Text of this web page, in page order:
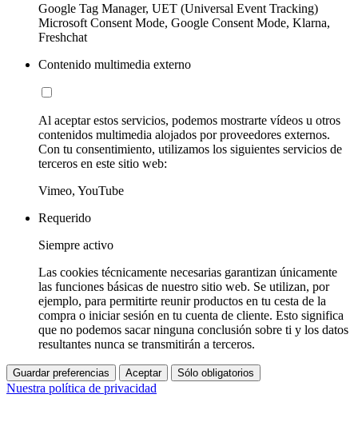
Google Tag Manager, UET (Universal Event Tracking)
Microsoft Consent Mode, Google Consent Mode, Klarna,
Freshchat
Contenido multimedia externo
Al aceptar estos servicios, podemos mostrarte vídeos u otros
contenidos multimedia alojados por proveedores externos.
Con tu consentimiento, utilizamos los siguientes servicios de
terceros en este sitio web:
Vimeo, YouTube
Requerido
Siempre activo
Las cookies técnicamente necesarias garantizan únicamente
las funciones básicas de nuestro sitio web. Se utilizan, por
ejemplo, para permitirte reunir productos en tu cesta de la
compra o iniciar sesión en tu cuenta de cliente. Esto significa
que no podemos sacar ninguna conclusión sobre ti y los datos
resultantes nunca se transmitirán a terceros.
Guardar preferencias Aceptar Sólo obligatorios
Nuestra política de privacidad